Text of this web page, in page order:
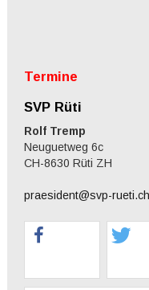
Termine
SVP Rüti
Rolf Tremp
Neuguetweg 6c
CH-8630 Rüti ZH
praesident@svp-rueti.ch